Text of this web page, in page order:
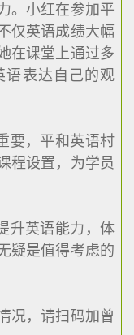
。小红在参加平
仅英语成绩大幅
在课堂上通过多
语表达自己的观
，平和英语村
程设置，为学员
英语能力，体
疑是值得考虑的
况，请扫码加曾